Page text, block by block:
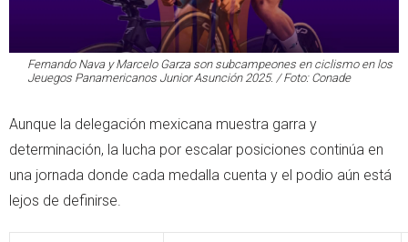
Fernando Nava y Marcelo Garza son subcampeones en ciclismo en los
Jeuegos Panamericanos Junior Asunción 2025. / Foto: Conade
Aunque la delegación mexicana muestra garra y
determinación, la lucha por escalar posiciones continúa en
una jornada donde cada medalla cuenta y el podio aún está
lejos de definirse.